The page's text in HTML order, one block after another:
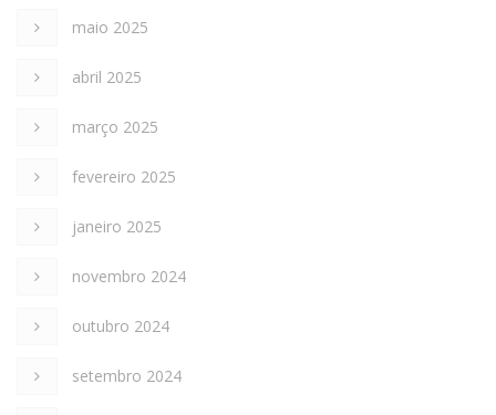
maio 2025
abril 2025
março 2025
fevereiro 2025
janeiro 2025
novembro 2024
outubro 2024
setembro 2024